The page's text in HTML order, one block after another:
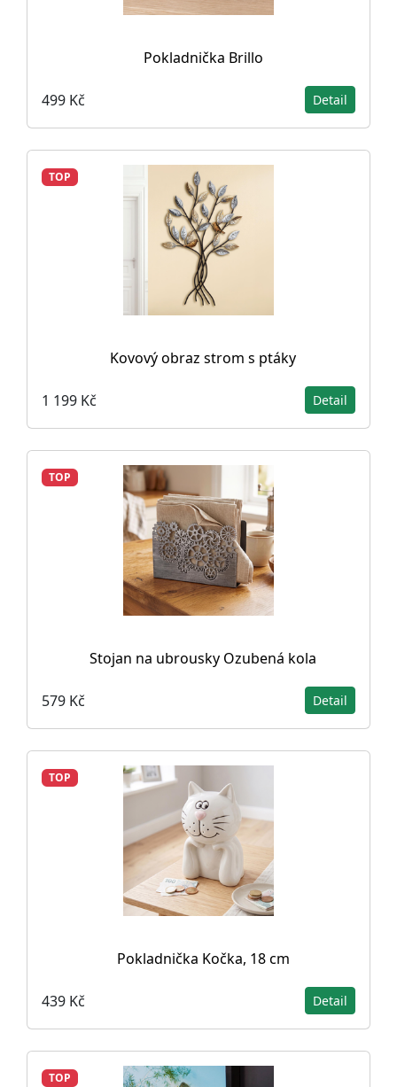
Pokladnička Brillo
499 Kč Detail
TOP
Kovový obraz strom s ptáky
1 199 Kč Detail
TOP
Stojan na ubrousky Ozubená kola
579 Kč Detail
TOP
Pokladnička Kočka, 18 cm
439 Kč Detail
TOP